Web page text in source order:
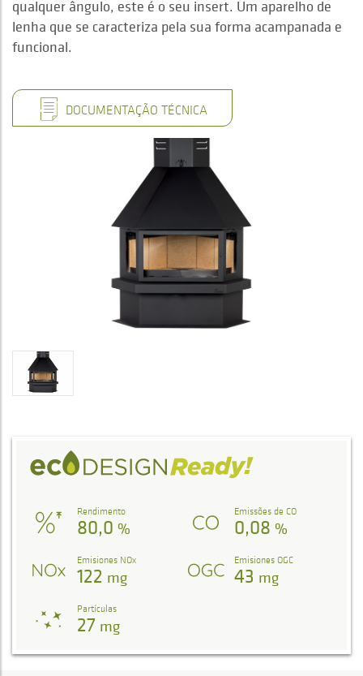
qualquer ângulo, este é o seu insert. Um aparelho de
lenha que se caracteriza pela sua forma acampanada e
funcional.
DOCUMENTAÇÃO TÉCNICA
Rendimento
80,0 %
Emissões de CO
0,08 %
Emisiones NOx
122 mg
Emisiones OGC
43 mg
Partículas
27 mg